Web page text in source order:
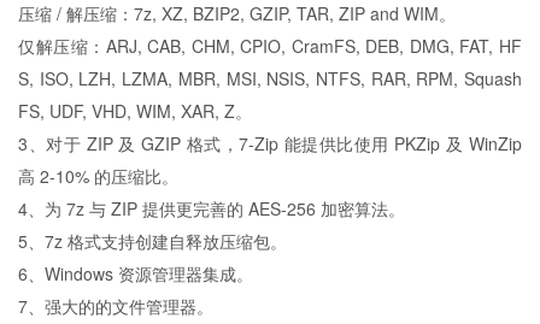
压缩 / 解压缩：7z, XZ, BZIP2, GZIP, TAR, ZIP and WIM。
仅解压缩：ARJ, CAB, CHM, CPIO, CramFS, DEB, DMG, FAT, HF
S, ISO, LZH, LZMA, MBR, MSI, NSIS, NTFS, RAR, RPM, Squash
FS, UDF, VHD, WIM, XAR, Z。
3、对于 ZIP 及 GZIP 格式，7-Zip 能提供比使用 PKZip 及 WinZip
高 2-10% 的压缩比。
4、为 7z 与 ZIP 提供更完善的 AES-256 加密算法。
5、7z 格式支持创建自释放压缩包。
6、Windows 资源管理器集成。
7、强大的的文件管理器。